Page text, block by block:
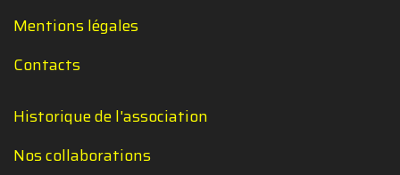
Mentions légales
Contacts
Historique de l'association
Nos collaborations